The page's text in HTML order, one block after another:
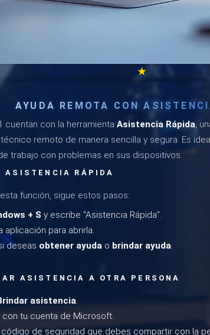
★
AYUDA REMOTA CON
cuentan con la herramienta Asistencia Rápida,
remoto de manera sencilla y segura. Es
trabajo con problemas en sus dispositivos.
ASISTENCIA RÁPIDA
función, sigue estos pasos:
+ S y escribe "Asistencia Rápida".
aplicación para abrirla.
deseas obtener ayudao brindar ayuda.
ASISTENCIA A OTRA PERSONA
asistencia.
con tu cuenta de Microsoft.
código de seguridad que debes compartir con la